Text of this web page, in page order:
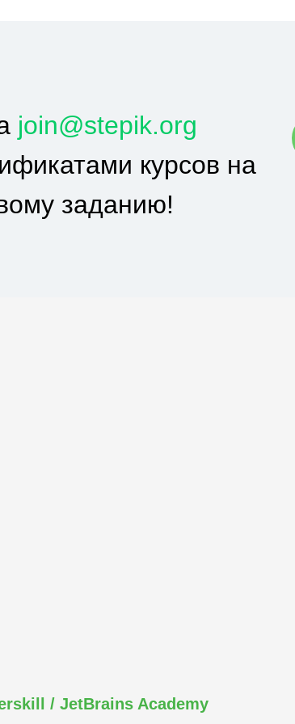
join@stepik.org
курсов на
заданию!
/ JetBrains Academy